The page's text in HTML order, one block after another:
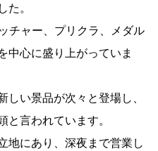
。
チャー、プリクラ、メダル
中心に盛り上がっていま
い景品が次々と登場し、
言われています。
地にあり、深夜まで営業し